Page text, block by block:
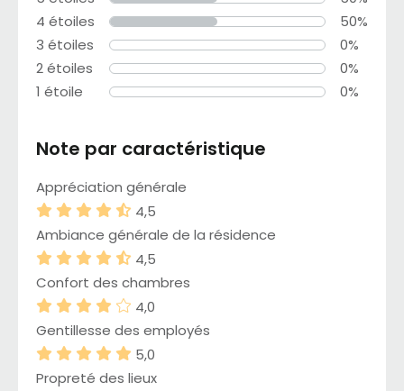
4 étoiles
50%
3 étoiles
0%
2 étoiles
0%
1 étoile
0%
Note par caractéristique
Appréciation générale
4,5
Ambiance générale de la résidence
4,5
Confort des chambres
4,0
Gentillesse des employés
5,0
Propreté des lieux